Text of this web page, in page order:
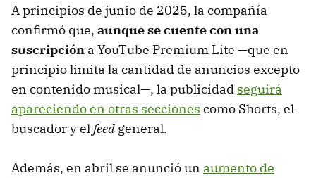
A principios de junio de 2025, la compañía
confirmó que, aunque se cuente con una
suscripción a YouTube Premium Lite —que en
principio limita la cantidad de anuncios excepto
en contenido musical—, la publicidad seguirá
apareciendo en otras secciones como Shorts, el
buscador y elfeed general.
Además, en abril se anunció un aumento de